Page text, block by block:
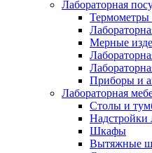
Лабораторная
Термометры
Мерные
Приборы и
Лабораторная
Столы и
Надстройки
Шкафы
Вытяжные